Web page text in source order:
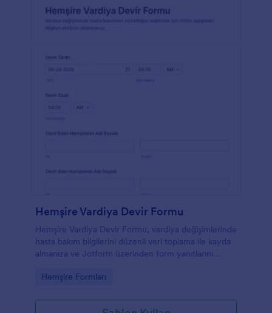
Hemşire Vardiya Devir Formu
Hemşire Vardiya Devir Formu, vardiya değişimlerinde
hasta bakım bilgilerini düzenli veri toplama ile kayda
almanıza ve Jotform üzerinden form yanıtlarını
Go to Category:
Hemşire Formları